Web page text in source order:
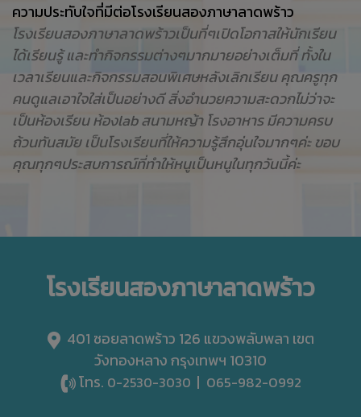
ความประทับใจที่มีต่อโรงเรียนสองภาษาลาดพร้าว
โรงเรียนสองภาษาลาดพร้าวเป็นที่ๆเปิดโอกาสให้นักเรียน
ได้เรียนรู้ และทำกิจกรรมต่างๆมากมายอย่างเต็มที่ ทั้งใน
เวลาเรียนและกิจกรรมสอนพิเศษหลังเลิกเรียน คุณครูทุก
คนดูแลเอาใจใส่เป็นอย่างดี สิ่งอำนวยความสะดวกไม่ว่าจะ
เป็นห้องเรียน ห้องlab สนามหญ้า โรงอาหาร มีความครบ
ถ้วนทันสมัย เป็นโรงเรียนที่ให้ความรู้สึกอุ่นใจมากๆค่ะ ขอบ
คุณทุกๆประสบการณ์ที่ทำให้หนูเป็นหนูในทุกวันนี้ค่ะ
โรงเรียนสองภาษาลาดพร้าว
401 ซอยลาดพร้าว 126 แขวงพลับพลา เขต
วังทองหลาง กรุงเทพฯ 10310
โทร. 0-2530-3030 | 065-982-0992